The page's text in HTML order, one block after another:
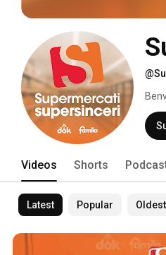
Videos Shorts
Latest Popular Oldest